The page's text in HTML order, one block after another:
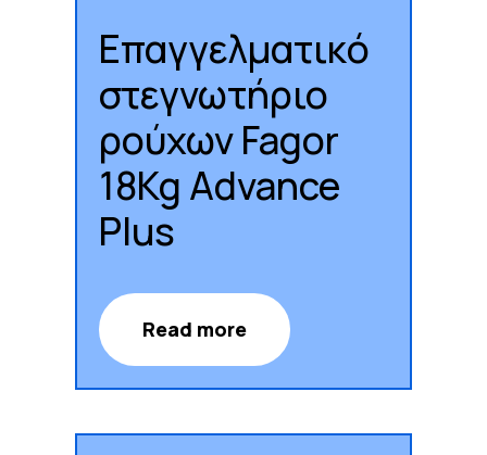
Επαγγελματικό
στεγνωτήριο
ρούχων Fagor
18Kg Advance
Plus
Read more